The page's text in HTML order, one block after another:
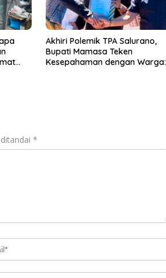
Akhiri Polemik TPA Salurano,
Bupati Mamasa Teken
Kesepahaman dengan Warga:
*